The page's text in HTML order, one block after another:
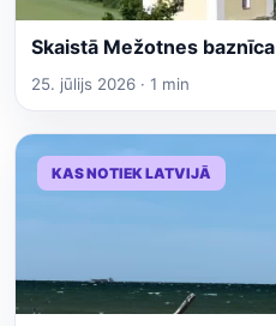
Skaistā Mežotnes baznīca
25. jūlijs 2026 · 1 min
KAS NOTIEK LATVIJĀ